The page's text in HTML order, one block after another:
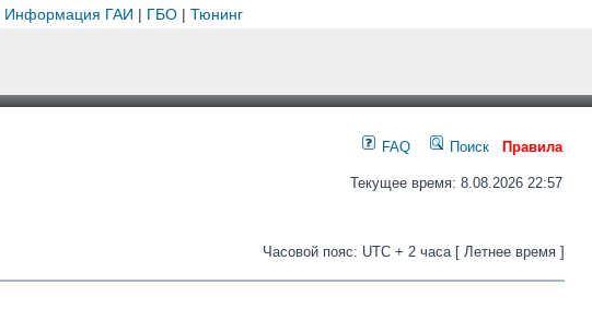
Информация ГАИ | ГБО| Тюнинг
FAQ Поиск Правила
Текущее время: 8.08.2026 22:57
Часовой пояс: UTC + 2 часа [ Летнее время ]